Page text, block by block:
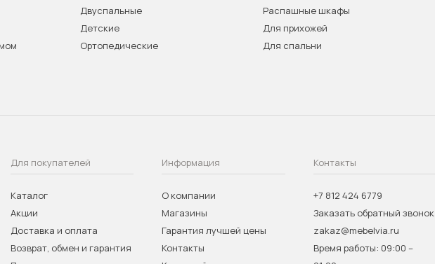
Двуспальные
Детские
Ортопедические
Распашные шкафы
Для прихожей
Для спальни
Для покупателей
Каталог
Акции
Доставка и оплата
Возврат, обмен и гарантия
Информация
О компании
Магазины
Гарантия лучшей цены
Контакты
Контакты
+7 812 424 6779
Заказать обратный звонок
zakaz@mebelvia.ru
Время работы: 09:00 –